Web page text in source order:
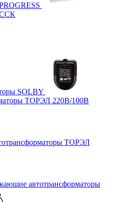
ССК
SOLBY
ТОРЭЛ 220В/100В
ТОРЭЛ
автотрансформаторы